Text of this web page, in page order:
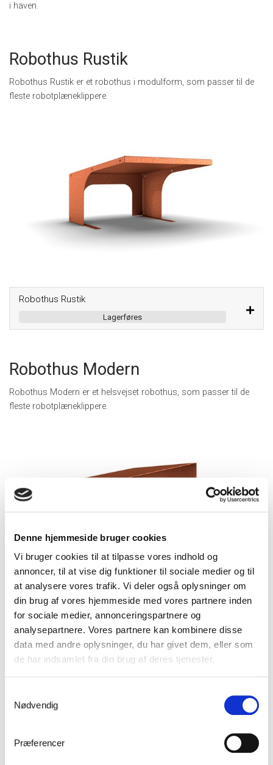
Denne hjemmeside bruger cookies
Vi bruger cookies til at tilpasse vores indhold og
annoncer, til at vise dig funktioner til sociale medier og til
at analysere vores trafik. Vi deler også oplysninger om
din brug af vores hjemmeside med vores partnere inden
for sociale medier, annonceringspartnere og
analysepartnere. Vores partnere kan kombinere disse
data med andre oplysninger, du har givet dem, eller som
de har indsamlet fra din brug af deres tjenester.
Nødvendig
Præferencer
i haven.
Robothus Rustik
Robothus Rustik er et robothus i modulform, som passer til de
fleste robotplæneklippere.
Robothus Rustik
Lagerføres
Robothus Modern
Robothus Modern er et helsvejset robothus, som passer til de
fleste robotplæneklippere.
Robothus Modern
Lagerføres
Robothus Modern er et helsvejset robothus, som passer til de